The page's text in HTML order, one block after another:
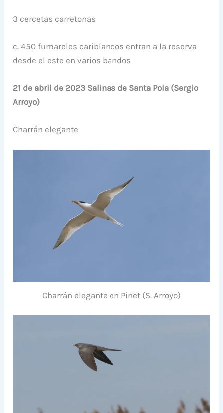
3 cercetas carretonas
c. 450 fumareles cariblancos entran a la reserva
desde el este en varios bandos
21 de abril de 2023 Salinas de Santa Pola (Sergio
Arroyo)
Charrán elegante
Charrán elegante en Pinet (S. Arroyo)